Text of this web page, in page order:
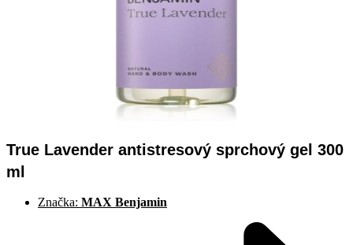
True Lavender antistresový sprchový gel 300
ml
Značka: MAX Benjamin